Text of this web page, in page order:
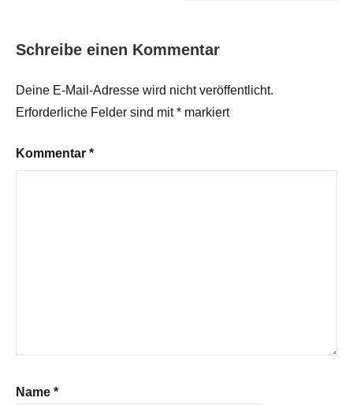
Schreibe einen Kommentar
Deine E-Mail-Adresse wird nicht veröffentlicht.
Erforderliche Felder sind mit* markiert
Kommentar *
Name *